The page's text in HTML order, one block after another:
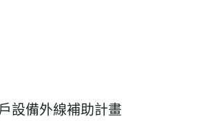
設備外線補助計畫